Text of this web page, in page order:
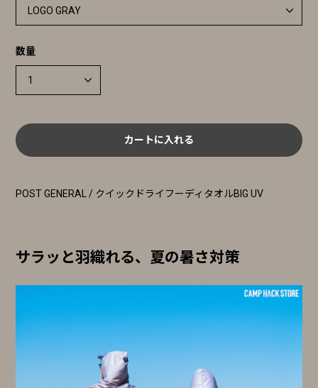
数量
カートに入れる
POST GENERAL / クイックドライフーディタオルBIG UV
サラッと羽織れる、夏の暑さ対策